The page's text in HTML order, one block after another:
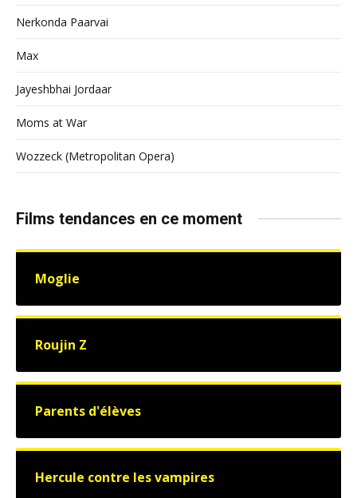
Nerkonda Paarvai
Max
Jayeshbhai Jordaar
Moms at War
Wozzeck (Metropolitan Opera)
Films tendances en ce moment
Moglie
Roujin Z
Parents d'élèves
Hercule contre les vampires